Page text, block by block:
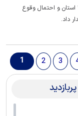
سازمان هواشناسی نسبت به تشدید رگبار و رعد و برق در ۱۳ استان و احتمال وقوع
داد.
1 2 3
پربازدید